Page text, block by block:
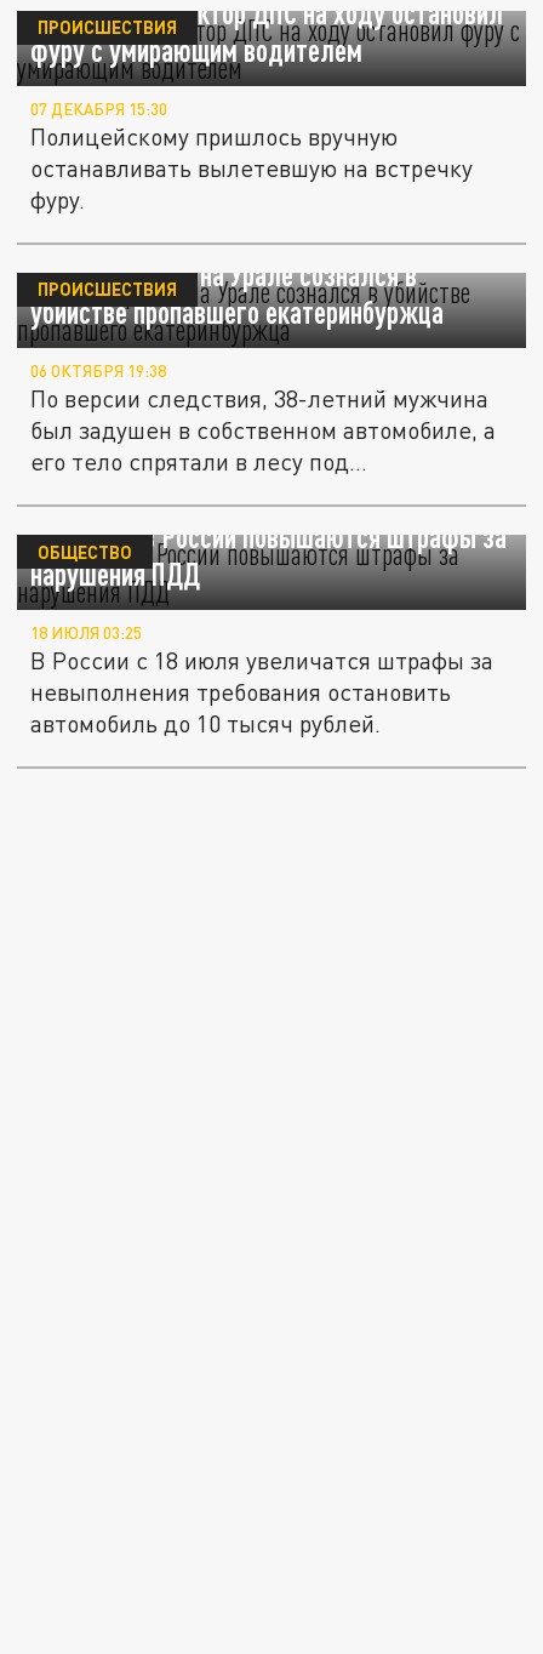
В Москве инспектор ДПС на ходу остановил
фуру с умирающим водителем
ПРОИСШЕСТВИЯ
07 ДЕКАБРЯ 15:30
Полицейскому пришлось вручную
останавливать вылетевшую на встречку
фуру.
Инспектор ДПС на Урале сознался в
убийстве пропавшего екатеринбуржца
ПРОИСШЕСТВИЯ
06 ОКТЯБРЯ 19:38
По версии следствия, 38-летний мужчина
был задушен в собственном автомобиле, а
его тело спрятали в лесу под...
С 18 июля в России повышаются штрафы за
нарушения ПДД
ОБЩЕСТВО
18 ИЮЛЯ 03:25
В России с 18 июля увеличатся штрафы за
невыполнения требования остановить
автомобиль до 10 тысяч рублей.